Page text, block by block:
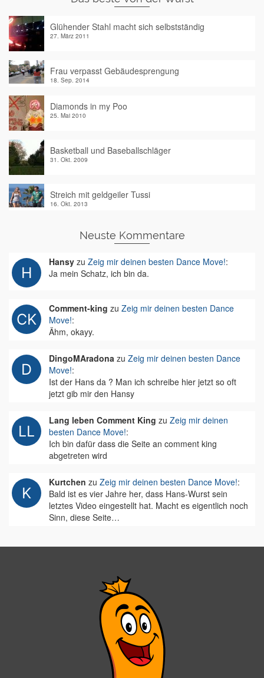
Glühender Stahl macht sich selbstständig
27. März 2011
Frau verpasst Gebäudesprengung
18. Sep. 2014
Diamonds in my Poo
25. Mai 2010
Basketball und Baseballschläger
31. Okt. 2009
Streich mit geldgeiler Tussi
16. Okt. 2013
Neuste Kommentare
Hansy zu Zeig mir deinen besten Dance Move!:
Ja mein Schatz, ich bin da.
Comment-king zu Zeig mir deinen besten Dance
Move!:
Ähm, okayy.
DingoMAradona zu Zeig mir deinen besten Dance
Move!:
Ist der Hans da ? Man ich schreibe hier jetzt so oft
jetzt gib mir den Hansy
Lang leben Comment King zu Zeig mir deinen
besten Dance Move!:
Ich bin dafür dass die Seite an comment king
abgetreten wird
Kurtchen zu Zeig mir deinen besten Dance Move!:
Bald ist es vier Jahre her, dass Hans-Wurst sein
letztes Video eingestellt hat. Macht es eigentlich noch
Sinn, diese Seite…